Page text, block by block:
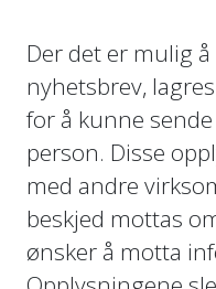
Der det er mulig
nyhetsbrev,
for å kunne
person. Disse
med andre
beskjed mottas
ønsker å motta